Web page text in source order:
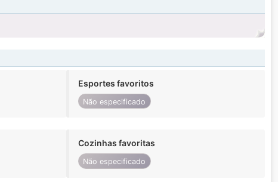
Esportes favoritos
Não especificado
Cozinhas favoritas
Não especificado